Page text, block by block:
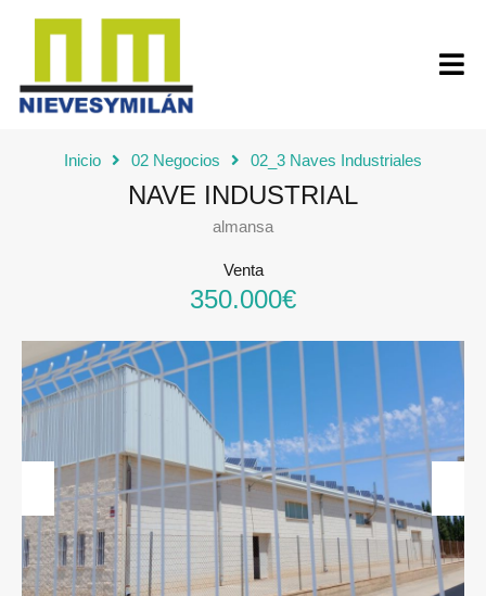
Inicio 02 Negocios 02_3 Naves Industriales
NAVE INDUSTRIAL
almansa
Venta
350.000€
Previous Next